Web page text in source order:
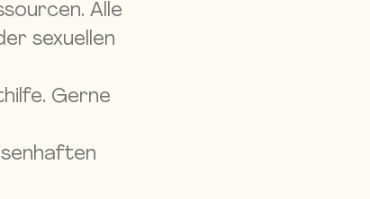
Alle
sexuellen
Gerne